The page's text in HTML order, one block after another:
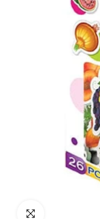
انقر للتكبير